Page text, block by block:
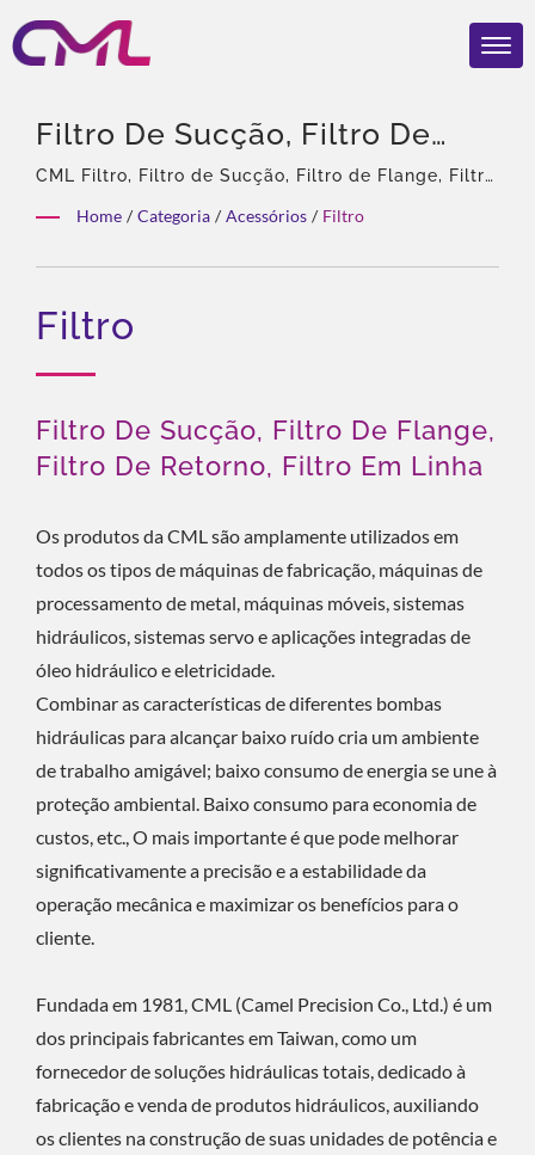
Filtro De Sucção, Filtro De
Flange, Filtro De Retorno,
Filtro Em Linha | Válvulas E
Bombas Hidráulicas
Certificadas Globalmente –
CML Ganha O Prêmio
REBRAND 100® 2024
CML Filtro, Filtro de Sucção, Filtro de Flange, Filtro
Solução total, Personalização flexível, Distribuição
Home / Categoria / Acessórios / Filtro
Filtro
Filtro De Sucção, Filtro De Flange,
Filtro De Retorno, Filtro Em Linha
Os produtos da CML são amplamente utilizados em
todos os tipos de máquinas de fabricação, máquinas de
processamento de metal, máquinas móveis, sistemas
hidráulicos, sistemas servo e aplicações integradas de
óleo hidráulico e eletricidade.
Combinar as características de diferentes bombas
hidráulicas para alcançar baixo ruído cria um ambiente
de trabalho amigável; baixo consumo de energia se une à
proteção ambiental. Baixo consumo para economia de
custos, etc., O mais importante é que pode melhorar
significativamente a precisão e a estabilidade da
operação mecânica e maximizar os benefícios para o
cliente.
Fundada em 1981, CML (Camel Precision Co., Ltd.) é um
dos principais fabricantes em Taiwan, como um
fornecedor de soluções hidráulicas totais, dedicado à
fabricação e venda de produtos hidráulicos, auxiliando
os clientes na construção de suas unidades de potência e